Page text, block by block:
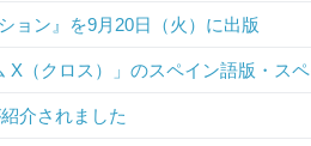
ョン』を9月20日（火）に出版
X（クロス）」のスペイン語版・ス
介されました